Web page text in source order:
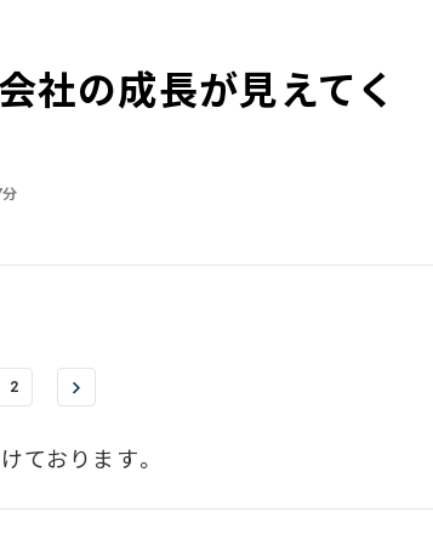
社の成長が見えてく
2
ております。